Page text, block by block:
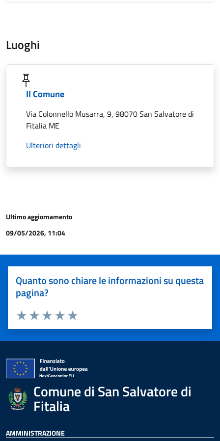
Luoghi
Il Comune
Via Colonnello Musarra, 9, 98070 San Salvatore di
Fitalia ME
Ulteriori dettagli
Ultimo aggiornamento
09/05/2026, 11:04
Quanto sono chiare le informazioni su questa
pagina?
Valuta 5 stelle su 5
Valuta 4 stelle su 5
Valuta 3 stelle su 5
Valuta 2 stelle su 5
Valuta 1 stelle su 5
Comune di San Salvatore di
Fitalia
AMMINISTRAZIONE